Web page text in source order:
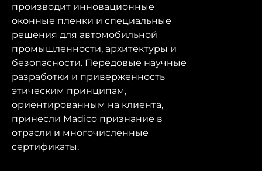
производит инновационные
оконные пленки и специальные
решения для автомобильной
промышленности, архитектуры и
безопасности. Передовые научные
разработки и приверженность
этическим принципам,
ориентированным на клиента,
принесли Madico признание в
отрасли и многочисленные
сертификаты.